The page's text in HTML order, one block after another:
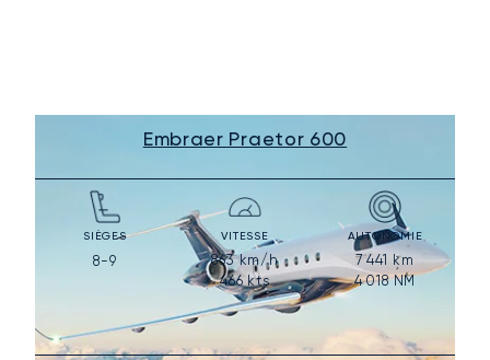
Embraer Praetor 600
SIÈGES
8-9
VITESSE
863km/h
466 kts
AUTONOMIE
7 441 km
4 018NM